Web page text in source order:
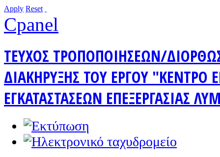
Apply Reset
Cpanel
ΤΕΥΧΟΣ ΤΡΟΠΟΠΟΙΗΣΕΩΝ/
ΔΙΑΚΗΡΥΞΗΣ ΤΟΥ ΕΡΓΟΥ "ΚΕΝΤΡΟ
ΕΓΚΑΤΑΣΤΑΣΕΩΝ ΕΠΕΞΕΡΓΑΣΙΑΣ